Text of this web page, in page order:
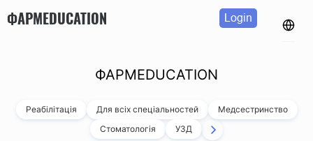
ФАРМEDUCATION Login
ФАРМEDUCATION
Реабілітація Для всіх спеціальностей
Медсестринство
Стоматологія
УЗД